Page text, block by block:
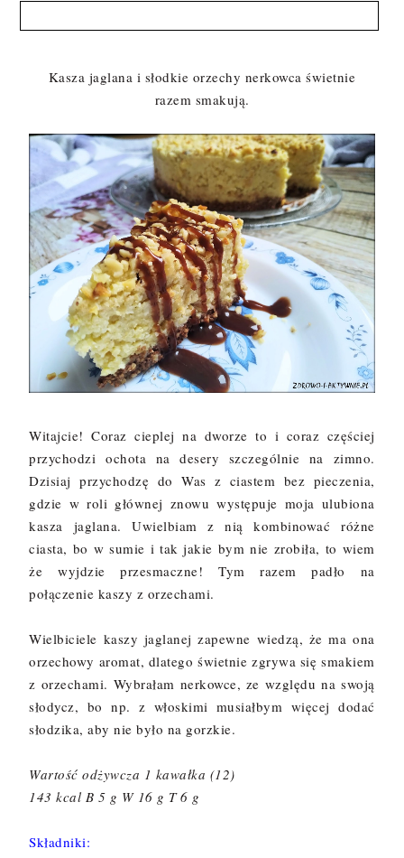
Kasza jaglana i słodkie orzechy nerkowca świetnie
razem smakują.
Witajcie! Coraz cieplej na dworze to i coraz częściej
przychodzi ochota na desery szczególnie na zimno.
Dzisiaj przychodzę do Was z ciastem bez pieczenia,
gdzie w roli głównej znowu występuje moja ulubiona
kasza jaglana. Uwielbiam z nią kombinować różne
ciasta, bo w sumie i tak jakie bym nie zrobiła, to wiem
że wyjdzie przesmaczne! Tym razem padło na
połączenie kaszy z orzechami.
Wielbiciele kaszy jaglanej zapewne wiedzą, że ma ona
orzechowy aromat, dlatego świetnie zgrywa się smakiem
z orzechami. Wybrałam nerkowce, ze względu na swoją
słodycz, bo np. z włoskimi musiałbym więcej dodać
słodzika, aby nie było na gorzkie.
Wartość odżywcza 1 kawałka (12)
143 kcal B 5 g W 16 g T 6 g
Składniki: